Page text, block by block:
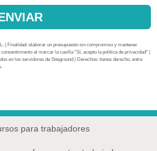
| Finalidad: elaborar un presupuesto sin compromiso y mantener
al marcar la casilla “Sí, acepto la política de privacidad” |
en los servidores de Siteground | Derechos: tienes derecho, entre